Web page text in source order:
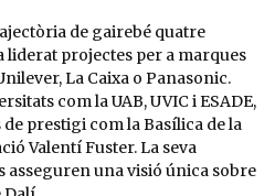
de gairebé quatre
liderat projectes per a marques
La Caixa o Panasonic.
com la UAB, UVIC i ESADE,
prestigi com la Basílica de la
Valentí Fuster. La seva
asseguren una visió única sobre